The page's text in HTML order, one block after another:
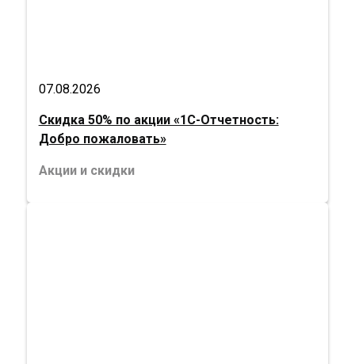
07.08.2026
Скидка 50% по акции «1С-Отчетность:
Добро пожаловать»
Акции и скидки